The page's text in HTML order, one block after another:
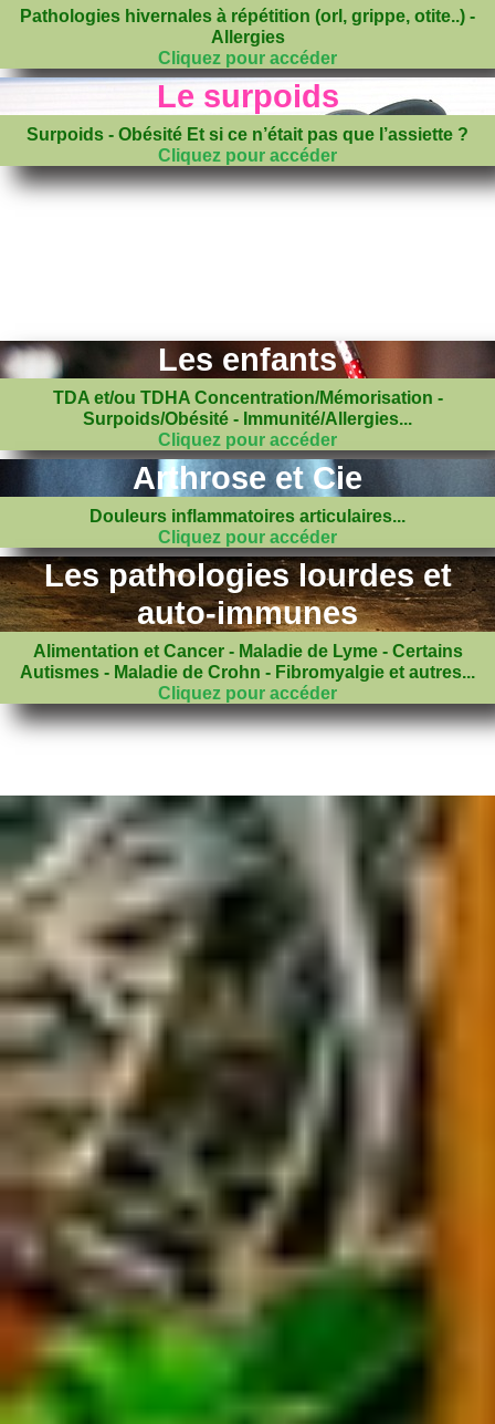
Pathologies hivernales à répétition (orl, grippe, otite..) -
Allergies
Cliquez pour accéder
Le surpoids
Surpoids - Obésité Et si ce n’était pas que l’assiette ?
Cliquez pour accéder
Les enfants
TDA et/ou TDHA Concentration/Mémorisation -
Surpoids/Obésité - Immunité/Allergies...
Cliquez pour accéder
Arthrose et Cie
Douleurs inflammatoires articulaires...
Cliquez pour accéder
Les pathologies lourdes et
auto-immunes
Alimentation et Cancer - Maladie de Lyme - Certains
Autismes - Maladie de Crohn - Fibromyalgie et autres...
Cliquez pour accéder